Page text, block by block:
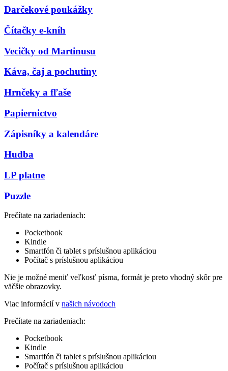
Darčekové poukážky
Čítačky e-kníh
Vecičky od Martinusu
Káva, čaj a pochutiny
Hrnčeky a fľaše
Papiernictvo
Zápisníky a kalendáre
Hudba
LP platne
Puzzle
Prečítate na zariadeniach:
Pocketbook
Kindle
Smartfón či tablet s príslušnou aplikáciou
Počítač s príslušnou aplikáciou
Nie je možné meniť veľkosť písma, formát je preto vhodný skôr pre
väčšie obrazovky.
Viac informácií v našich návodoch
Prečítate na zariadeniach:
Pocketbook
Kindle
Smartfón či tablet s príslušnou aplikáciou
Počítač s príslušnou aplikáciou